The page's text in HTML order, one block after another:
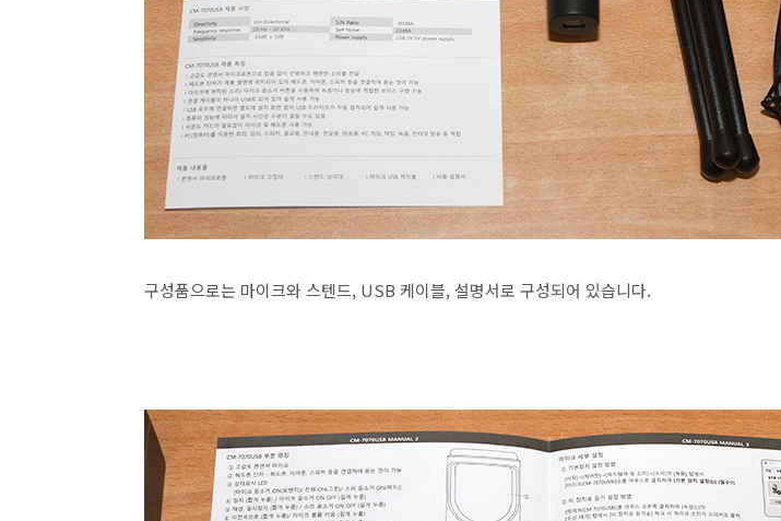
구성품으로는 마이크와 스텐드, USB 케이블, 설명서로 구성되어 있습니다.